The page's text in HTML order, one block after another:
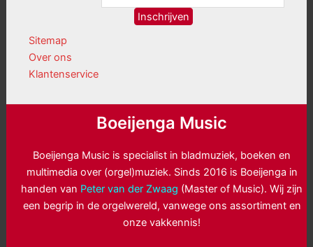
Sitemap
Over ons
Klantenservice
Boeijenga Music
Boeijenga Music is specialist in bladmuziek, boeken en
multimedia over (orgel)muziek. Sinds 2016 is Boeijenga in
handen van Peter van der Zwaag (Master of Music). Wij zijn
een begrip in de orgelwereld, vanwege ons assortiment en
onze vakkennis!